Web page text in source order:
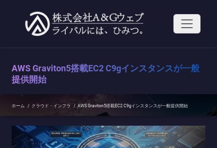
へ
AWS Graviton5搭載EC2 C9gインスタンスが一般
提供開始
ホーム / クラウド・インフラ / AWS Graviton5搭載EC2 C9gインスタンスが一般提供開始